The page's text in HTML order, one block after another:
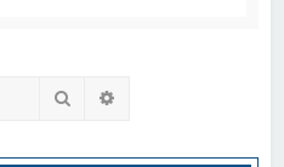
Rechercher